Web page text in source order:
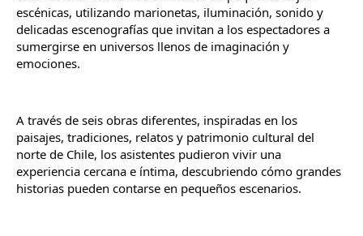
escénicas, utilizando marionetas, iluminación, sonido y
delicadas escenografías que invitan a los espectadores a
sumergirse en universos llenos de imaginación y
emociones.
A través de seis obras diferentes, inspiradas en los
paisajes, tradiciones, relatos y patrimonio cultural del
norte de Chile, los asistentes pudieron vivir una
experiencia cercana e íntima, descubriendo cómo grandes
historias pueden contarse en pequeños escenarios.